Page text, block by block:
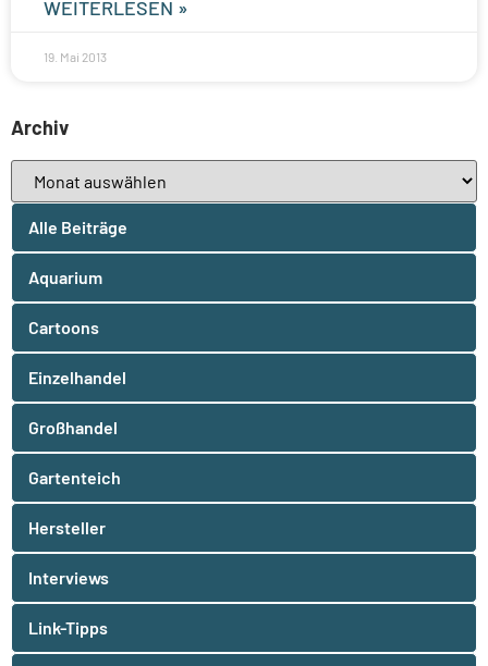
WEITERLESEN »
19. Mai 2013
Archiv
Alle Beiträge
Aquarium
Cartoons
Einzelhandel
Großhandel
Gartenteich
Hersteller
Interviews
Link-Tipps